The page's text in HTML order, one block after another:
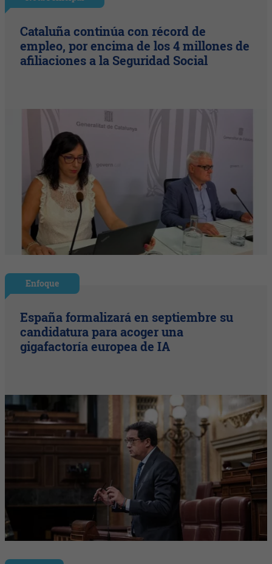
Cataluña continúa con récord de
empleo, por encima de los 4 millones de
afiliaciones a la Seguridad Social
Enfoque
España formalizará en septiembre su
candidatura para acoger una
gigafactoría europea de IA